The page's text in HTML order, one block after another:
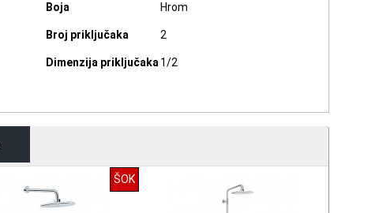
Boja Hrom
Broj priključaka 2
Dimenzija priključaka 1/2
ŠOK